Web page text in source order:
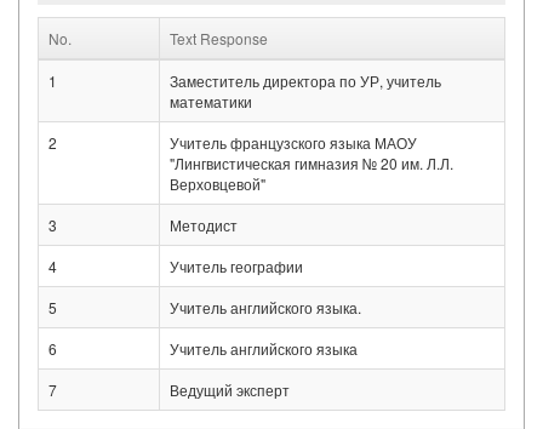
No. Text Response
1
Заместитель директора по УР, учитель
математики
2
Учитель французского языка МАОУ
"Лингвистическая гимназия № 20 им. Л.Л.
Верховцевой"
3
Методист
4
Учитель географии
5
Учитель английского языка.
6
Учитель английского языка
7
Ведущий эксперт